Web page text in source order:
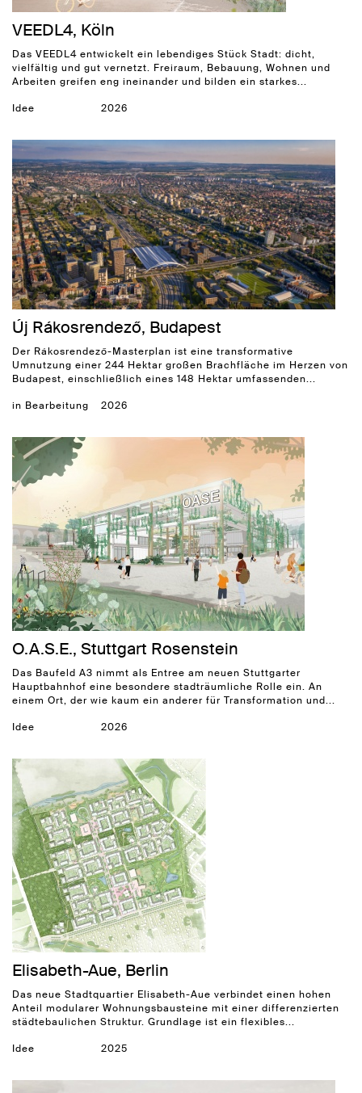
VEEDL4, Köln
Das VEEDL4 entwickelt ein lebendiges Stück Stadt: dicht,
vielfältig und gut vernetzt. Freiraum, Bebauung, Wohnen und
Arbeiten greifen eng ineinander und bilden ein starkes...
Idee 2026
Új Rákosrendező, Budapest
Der Rákosrendező-Masterplan ist eine transformative
Umnutzung einer 244 Hektar großen Brachfläche im Herzen von
Budapest, einschließlich eines 148 Hektar umfassenden...
in Bearbeitung 2026
O.A.S.E., Stuttgart Rosenstein
Das Baufeld A3 nimmt als Entree am neuen Stuttgarter
Hauptbahnhof eine besondere stadträumliche Rolle ein. An
einem Ort, der wie kaum ein anderer für Transformation und...
Idee 2026
Elisabeth-Aue, Berlin
Das neue Stadtquartier Elisabeth-Aue verbindet einen hohen
Anteil modularer Wohnungsbausteine mit einer differenzierten
städtebaulichen Struktur. Grundlage ist ein flexibles...
Idee 2025